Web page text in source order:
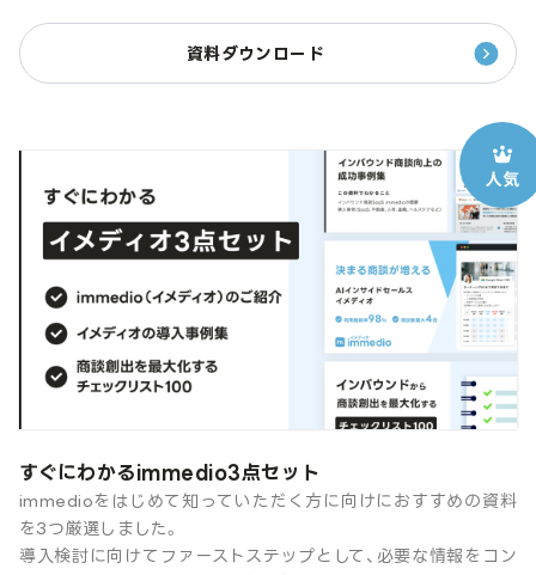
資料ダウンロード
すぐにわかるimmedio3点セット
immedioをはじめて知っていただく方に向けにおすすめの資料
を3つ厳選しました。
導入検討に向けてファーストステップとして、必要な情報をコン